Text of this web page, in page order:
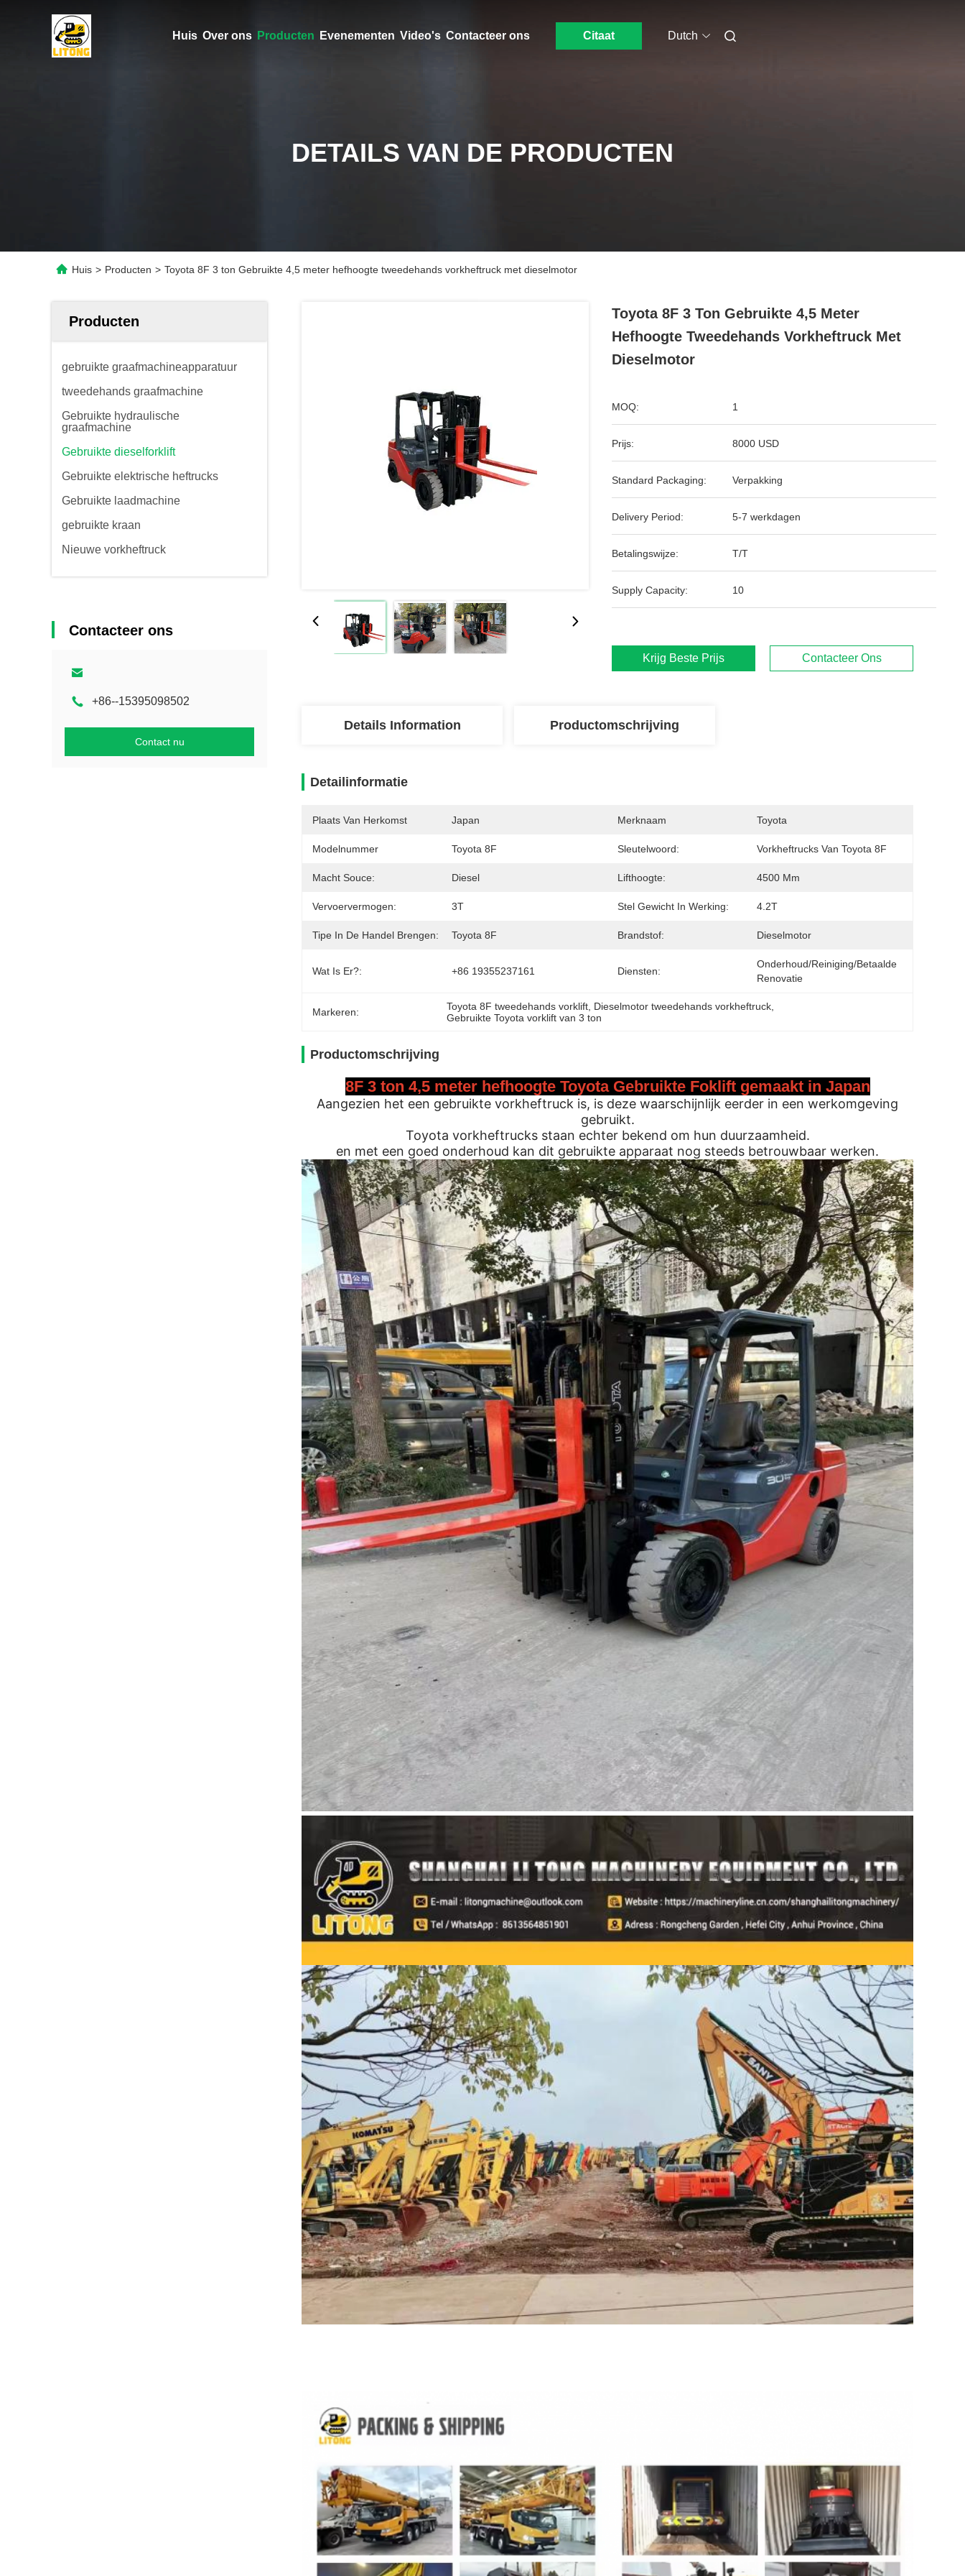
Huis Over ons Producten Evenementen Video's Contacteer ons Citaat Dutch
DETAILS VAN DE PRODUCTEN
Huis > Producten > Toyota 8F 3 ton Gebruikte 4,5 meter hefhoogte tweedehands vorkheftruck met dieselmotor
Producten
gebruikte graafmachineapparatuur
tweedehands graafmachine
Gebruikte hydraulische
graafmachine
Gebruikte dieselforklift
Gebruikte elektrische heftrucks
Gebruikte laadmachine
gebruikte kraan
Nieuwe vorkheftruck
Contacteer ons
+86--15395098502
Contact nu
Toyota 8F 3 Ton Gebruikte 4,5 Meter
Hefhoogte Tweedehands Vorkheftruck Met
Dieselmotor
MOQ: 1
Prijs: 8000 USD
Standard Packaging: Verpakking
Delivery Period: 5-7 werkdagen
Betalingswijze: T/T
Supply Capacity: 10
Krijg Beste Prijs Contacteer Ons
Details Information Productomschrijving
Detailinformatie
Plaats Van Herkomst Japan Merknaam Toyota
Modelnummer Toyota 8F Sleutelwoord: Vorkheftrucks Van Toyota 8F
Macht Souce: Diesel Lifthoogte: 4500 Mm
Vervoervermogen: 3T Stel Gewicht In Werking: 4.2T
Tipe In De Handel Brengen: Toyota 8F Brandstof: Dieselmotor
Wat Is Er?: +86 19355237161 Diensten:
Onderhoud/reiniging/betaalde
Renovatie
Markeren: Toyota 8F tweedehands vorklift Dieselmotor tweedehands vorkheftruck
Gebruikte Toyota vorklift van 3 ton
Productomschrijving
8F 3 ton 4,5 meter hefhoogte Toyota Gebruikte Foklift gemaakt in Japan
Aangezien het een gebruikte vorkheftruck is, is deze waarschijnlijk eerder in een werkomgeving
gebruikt.
Toyota vorkheftrucks staan echter bekend om hun duurzaamheid.
en met een goed onderhoud kan dit gebruikte apparaat nog steeds betrouwbaar werken.